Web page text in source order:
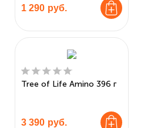
1 290 руб.
Tree of Life Amino 396 г
3 390 руб.